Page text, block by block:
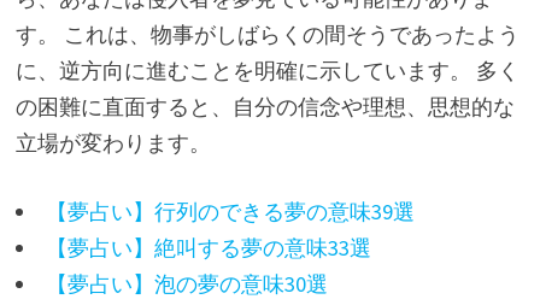
す。 これは、物事がしばらくの間そうであったよう
に、逆方向に進むことを明確に示しています。 多く
の困難に直面すると、自分の信念や理想、思想的な
立場が変わります。
【夢占い】行列のできる夢の意味39選
【夢占い】絶叫する夢の意味33選
【夢占い】泡の夢の意味30選